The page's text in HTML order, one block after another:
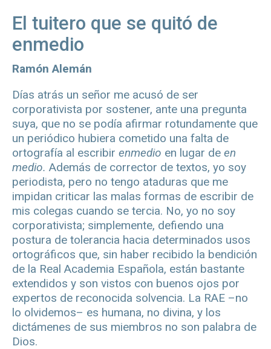
El tuitero que se quitó de
enmedio
Ramón Alemán
Días atrás un señor me acusó de ser
corporativista por sostener, ante una pregunta
suya, que no se podía afirmar rotundamente que
un periódico hubiera cometido una falta de
ortografía al escribir enmedio en lugar de en
medio. Además de corrector de textos, yo soy
periodista, pero no tengo ataduras que me
impidan criticar las malas formas de escribir de
mis colegas cuando se tercia. No, yo no soy
corporativista; simplemente, defiendo una
postura de tolerancia hacia determinados usos
ortográficos que, sin haber recibido la bendición
de la Real Academia Española, están bastante
extendidos y son vistos con buenos ojos por
expertos de reconocida solvencia. La RAE –no
lo olvidemos– es humana, no divina, y los
dictámenes de sus miembros no son palabra de
Dios.